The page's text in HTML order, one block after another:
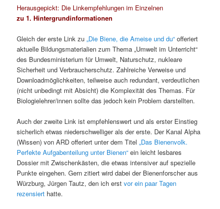
Herausgepickt: Die Linkempfehlungen im Einzelnen
zu 1. Hintergrundinformationen
Gleich der erste Link zu„Die Biene, die Ameise und du“ offeriert
aktuelle Bildungsmaterialien zum Thema „Umwelt im Unterricht“
des Bundesministerium für Umwelt, Naturschutz, nukleare
Sicherheit und Verbraucherschutz. Zahlreiche Verweise und
Downloadmöglichkeiten, teilweise auch redundant, verdeutlichen
(nicht unbedingt mit Absicht) die Komplexität des Themas. Für
Biologielehrer/innen sollte das jedoch kein Problem darstellten.
Auch der zweite Link ist empfehlenswert und als erster Einstieg
sicherlich etwas niederschwelliger als der erste. Der Kanal Alpha
(Wissen) von ARD offeriert unter dem Titel„Das Bienenvolk.
Perfekte Aufgabenteilung unter Bienen“ ein leicht lesbares
Dossier mit Zwischenkästen, die etwas intensiver auf spezielle
Punkte eingehen. Gern zitiert wird dabei der Bienenforscher aus
Würzburg, Jürgen Tautz, den ich erstvor ein paar Tagen
rezensiert hatte.